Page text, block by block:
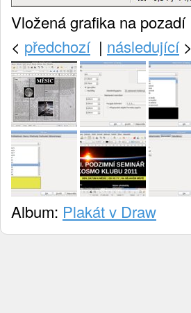
Vložená grafika na pozadí
< předchozí| následující>
Album: Plakát v Draw